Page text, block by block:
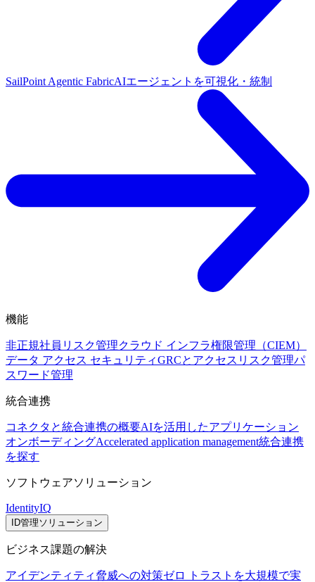
SailPoint Agentic FabricAIエージェントを可視化・統制
機能
非正規社員リスク管理クラウド インフラ権限管理（CIEM）
データ アクセス セキュリティGRCとアクセスリスク管理パ
スワード管理
統合連携
コネクタと統合連携の概要AIを活用したアプリケーション
オンボーディングAccelerated application management統合連携
を探す
ソフトウェアソリューション
IdentityIQ
ID管理ソリューション
ビジネス課題の解決
アイデンティティ脅威への対策ゼロ トラストを大規模で実